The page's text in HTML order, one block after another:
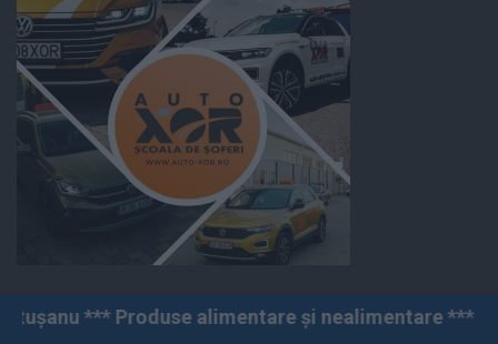
alimentare și nealimentare *** Vânzări angro și